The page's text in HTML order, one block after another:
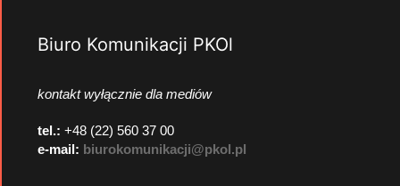
Biuro Komunikacji PKOl
kontakt wyłącznie dla mediów
tel.: +48 (22) 560 37 00
e-mail: biurokomunikacji@pkol.pl